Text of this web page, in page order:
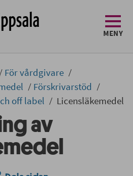
MENY
För vårdgivare
Förskrivarstöd
off label
Licensläkemedel
av